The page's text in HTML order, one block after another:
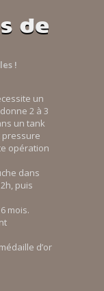
de
!
un
2 à 3
un tank
pressure
opération
dans
puis
mois.
d’or